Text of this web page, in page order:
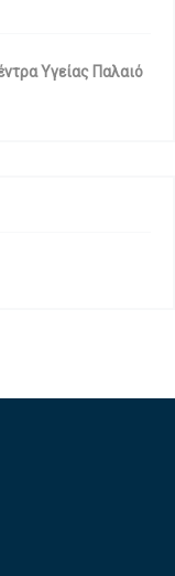
Υγείας Παλαιό